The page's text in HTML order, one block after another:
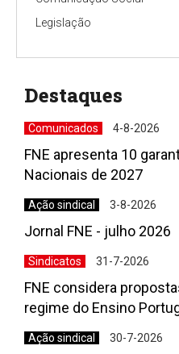
Legislação
Destaques
Comunicados 4-8-2026
FNE apresenta 10
Nacionais de 2027
Ação sindical 3-8-2026
Jornal FNE - julho 2026
Sindicatos 31-7-2026
FNE considera
regime do Ensino
Ação sindical 30-7-2026